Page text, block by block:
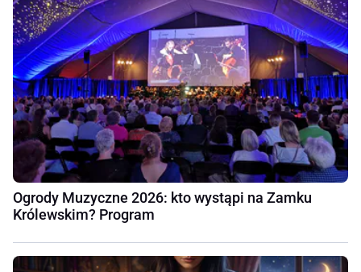
Ogrody Muzyczne 2026: kto wystąpi na Zamku
Królewskim? Program